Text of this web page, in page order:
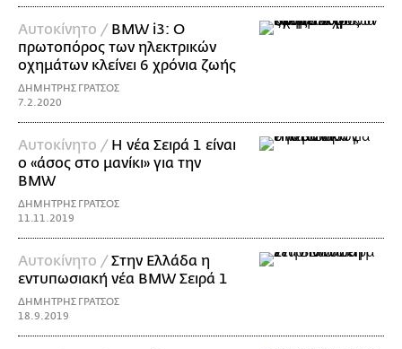
Αυτοκίνητο / BMW i3: Ο
πρωτοπόρος των ηλεκτρικών
οχημάτων κλείνει 6 χρόνια ζωής
ΔΗΜΗΤΡΗΣ ΓΡΑΤΣΟΣ
7.2.2020
Αυτοκίνητο / Η νέα Σειρά 1 είναι
ο «άσος στο μανίκι» για την
BMW
ΔΗΜΗΤΡΗΣ ΓΡΑΤΣΟΣ
11.11.2019
Αυτοκίνητο /Στην Ελλάδα η
εντυπωσιακή νέα BMW Σειρά 1
ΔΗΜΗΤΡΗΣ ΓΡΑΤΣΟΣ
18.9.2019